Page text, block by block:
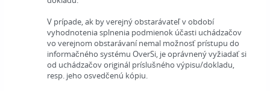
V prípade, ak by verejný obstarávateľ v období
vyhodnotenia splnenia podmienok účasti uchádzačov
vo verejnom obstarávaní nemal možnosť prístupu do
informačného systému OverSi, je oprávnený vyžiadať si
od uchádzačov originál príslušného výpisu/dokladu,
resp. jeho osvedčenú kópiu.